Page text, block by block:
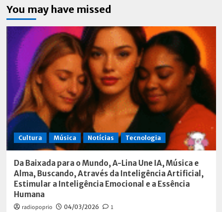
You may have missed
Cultura Música Notícias Tecnologia
Da Baixada para o Mundo, A-Lina Une IA, Música e
Alma, Buscando, Através da Inteligência Artificial,
Estimular a Inteligência Emocional e a Essência
Humana
radiopoprio 04/03/2026 1